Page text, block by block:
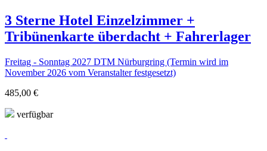
3 Sterne Hotel Einzelzimmer +
Tribünenkarte überdacht + Fahrerlager
Freitag - Sonntag 2027 DTM Nürburgring (Termin wird im
November 2026 vom Veranstalter festgesetzt)
485,00 €
verfügbar